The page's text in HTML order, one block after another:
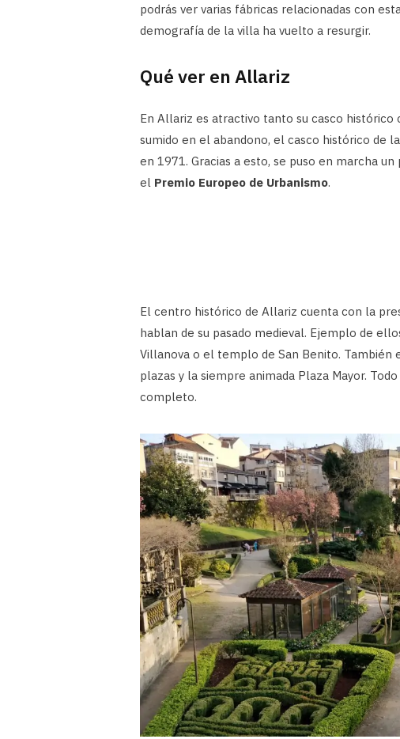
podrás ver varias fábricas relacionadas con
demografía de la villa ha vuelto a resurgir.
Qué ver en Allariz
En Allariz es atractivo tanto su casco histórico
sumido en el abandono, el casco histórico de
en 1971. Gracias a esto, se puso en marcha
el Premio Europeo de Urbanismo.
El centro histórico de Allariz cuenta con la
hablan de su pasado medieval. Ejemplo de
Villanova o el templo de San Benito. También
plazas y la siempre animada Plaza Mayor.
completo.